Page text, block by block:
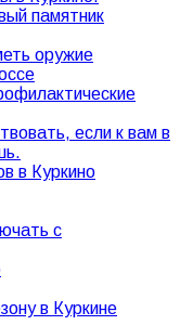
памятник
оружие
если к вам в
в Куркино
с
в Куркине